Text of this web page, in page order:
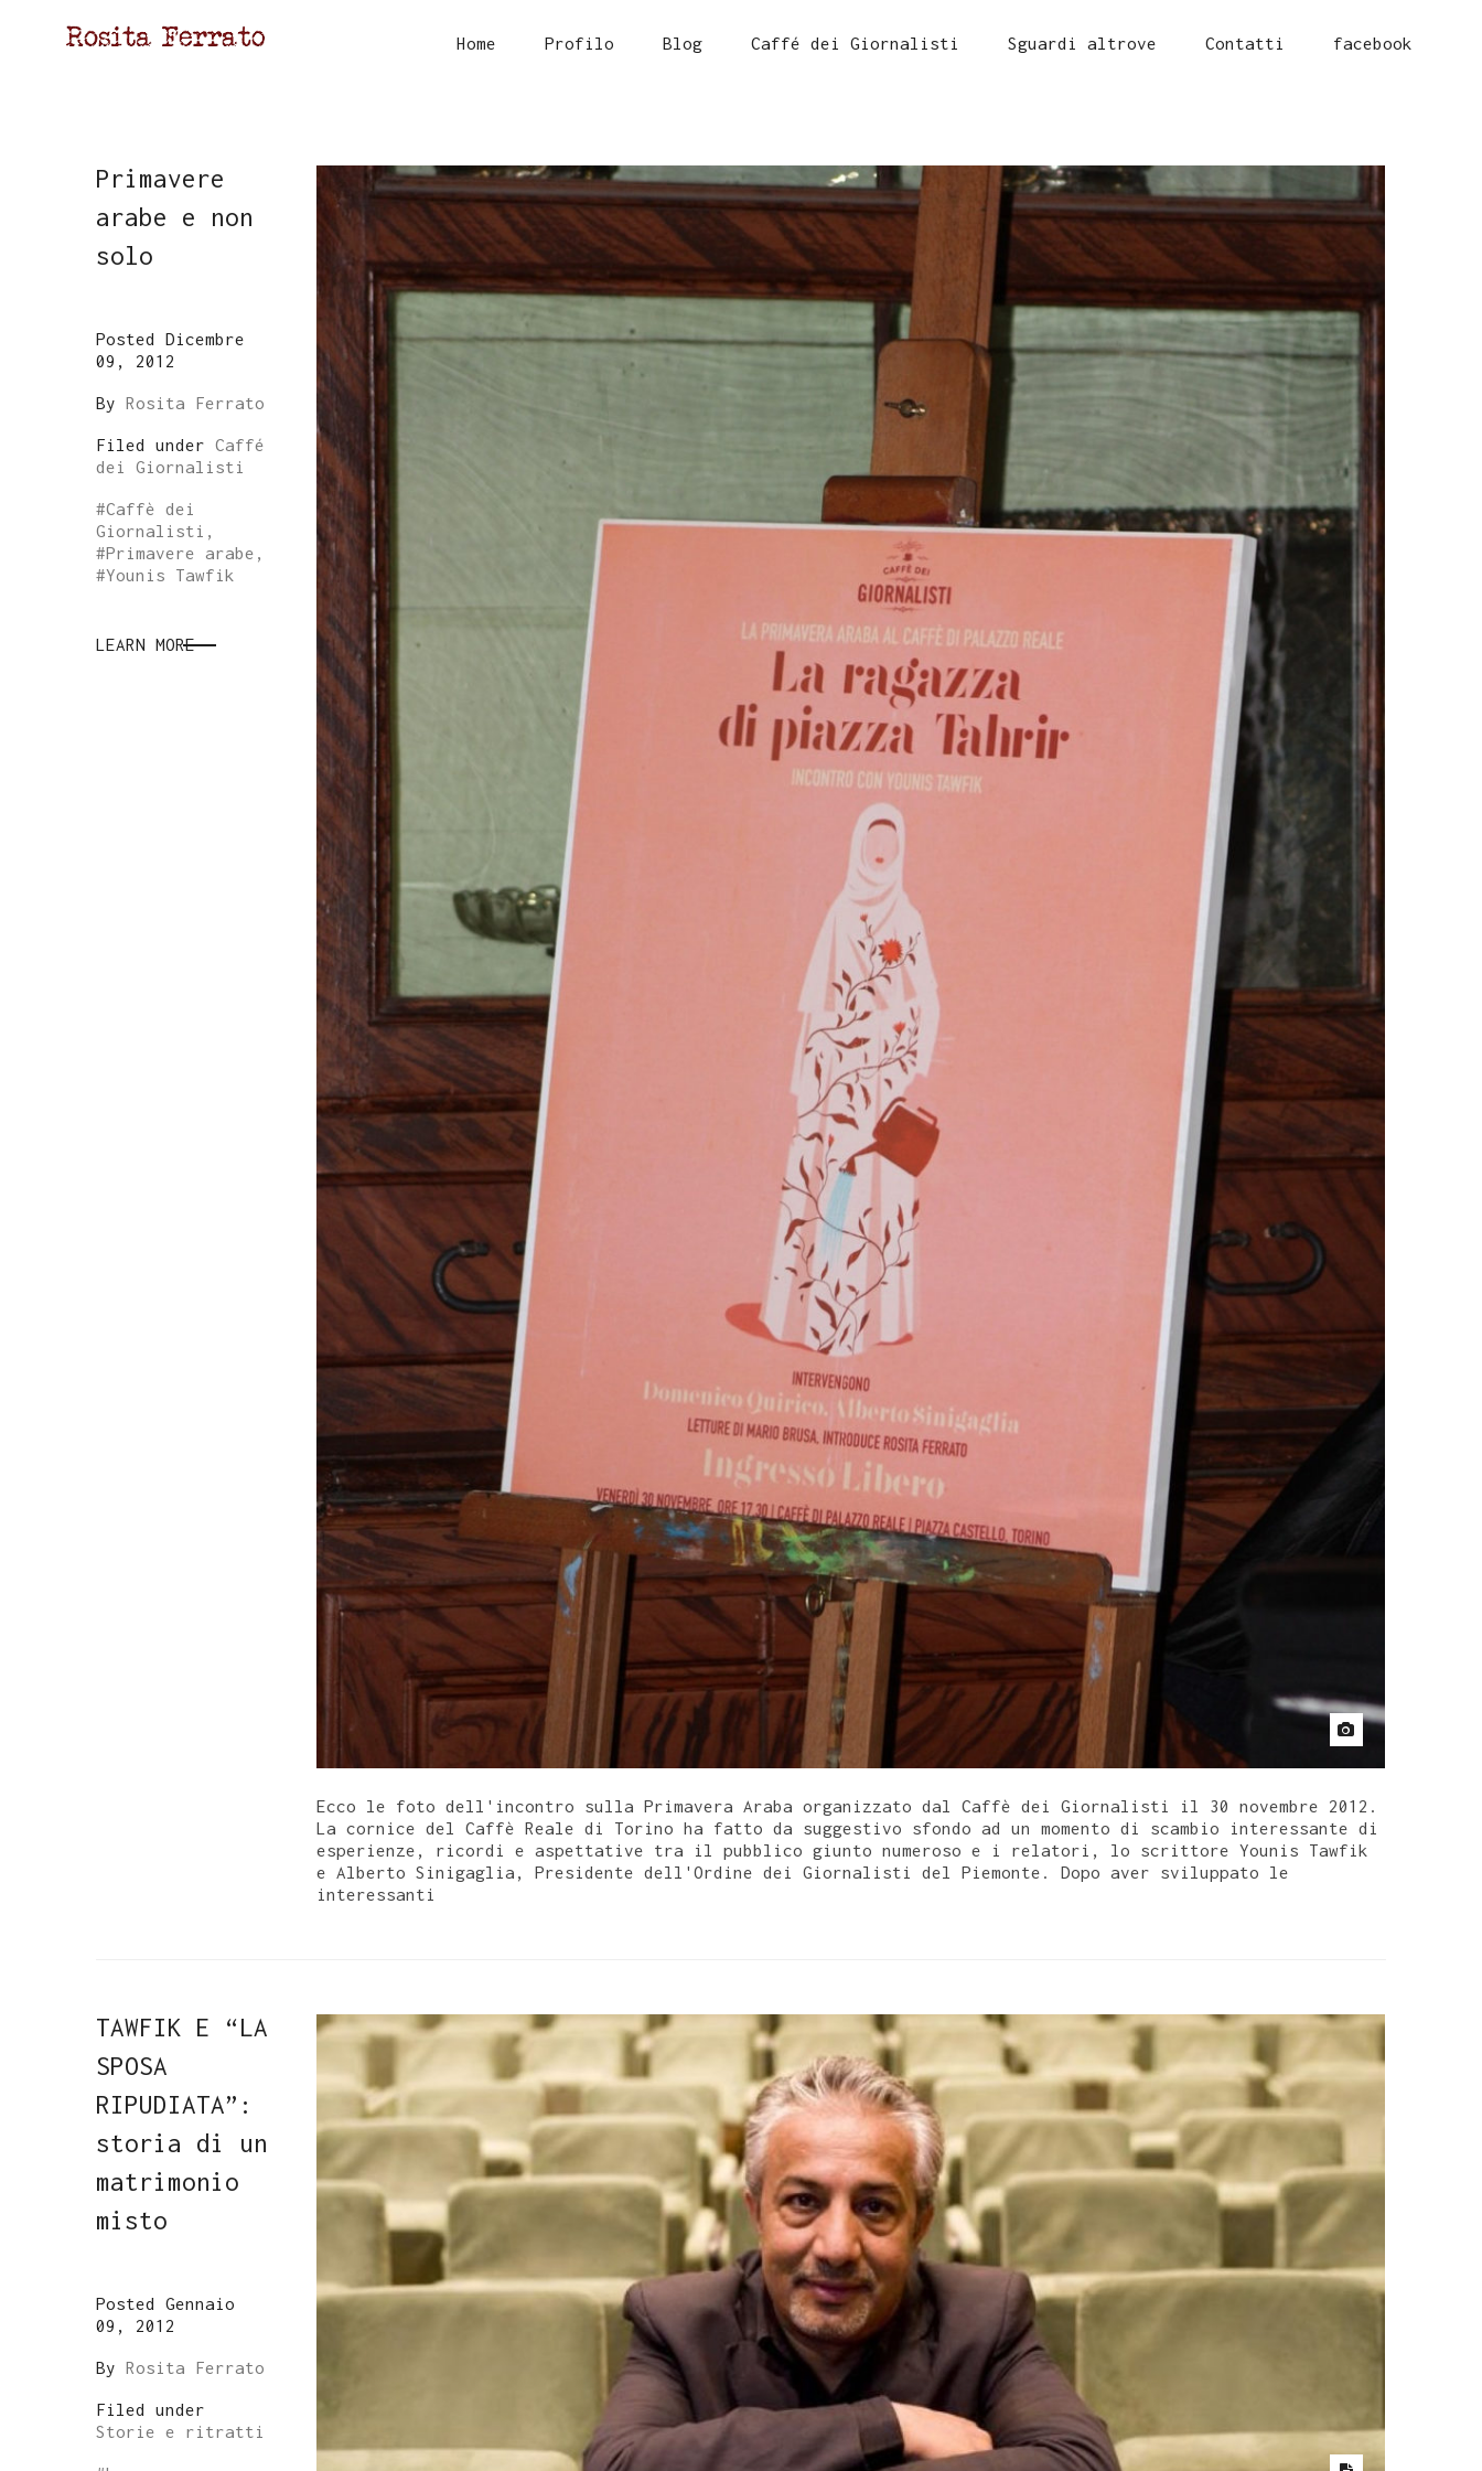
Home Profilo Blog Caffé dei Giornalisti Sguardi altrove Contatti facebook
Primavere
arabe e non
solo
Posted Dicembre
09, 2012
By Rosita Ferrato
Filed under Caffé
dei Giornalisti
#Caffè dei
Giornalisti ,
#Primavere arabe ,
#Younis Tawfik
LEARN MORE
Ecco le foto dell'incontro sulla Primavera Araba organizzato dal Caffè dei Giornalisti il 30 novembre 2012.
La cornice del Caffè Reale di Torino ha fatto da suggestivo sfondo ad un momento di scambio interessante di
esperienze, ricordi e aspettative tra il pubblico giunto numeroso e i relatori, lo scrittore Younis Tawfik
e Alberto Sinigaglia, Presidente dell'Ordine dei Giornalisti del Piemonte. Dopo aver sviluppato le
interessanti
TAWFIK E “LA
SPOSA
RIPUDIATA”:
storia di un
matrimonio
misto
Posted Gennaio
09, 2012
By Rosita Ferrato
Filed under
Storie e ritratti